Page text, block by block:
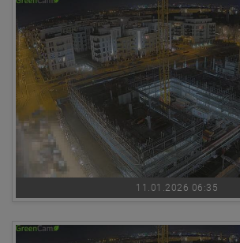
11.01.2026 06:35